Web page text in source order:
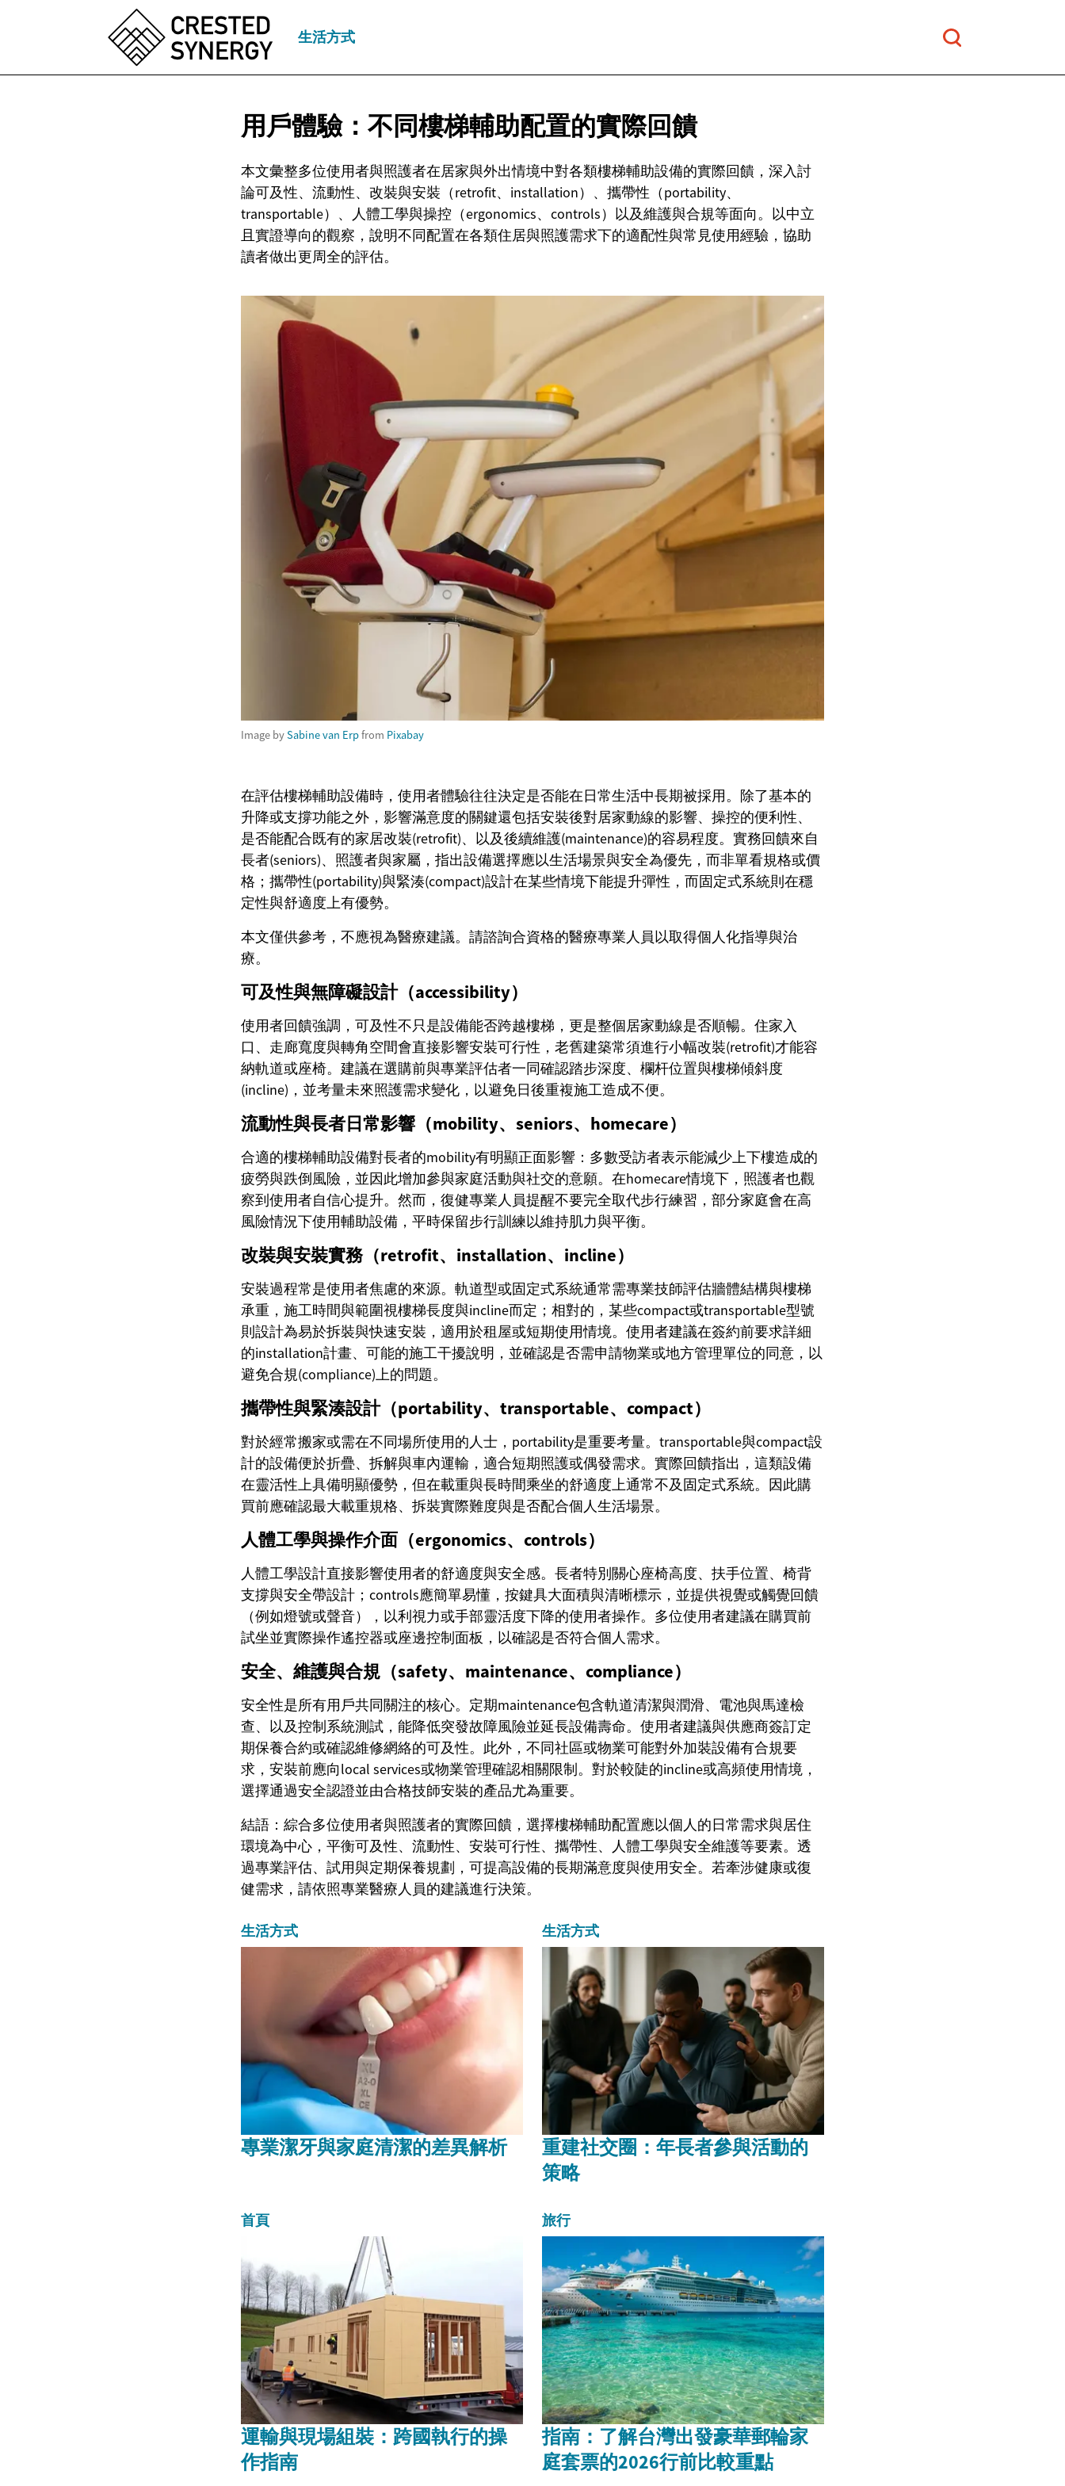
生活方式
用戶體驗：不同樓梯輔助配置的實際回饋
本文彙整多位使用者與照護者在居家與外出情境中對各類樓梯輔助設備的實際回饋，深入討
論可及性、流動性、改裝與安裝（retrofit、installation）、攜帶性（portability、
transportable）、人體工學與操控（ergonomics、controls）以及維護與合規等面向。以中立
且實證導向的觀察，說明不同配置在各類住居與照護需求下的適配性與常見使用經驗，協助
讀者做出更周全的評估。
Image bySabine van Erpfrom Pixabay
在評估樓梯輔助設備時，使用者體驗往往決定是否能在日常生活中長期被採用。除了基本的
升降或支撐功能之外，影響滿意度的關鍵還包括安裝後對居家動線的影響、操控的便利性、
是否能配合既有的家居改裝(retrofit)、以及後續維護(maintenance)的容易程度。實務回饋來自
長者(seniors)、照護者與家屬，指出設備選擇應以生活場景與安全為優先，而非單看規格或價
格；攜帶性(portability)與緊湊(compact)設計在某些情境下能提升彈性，而固定式系統則在穩
定性與舒適度上有優勢。
本文僅供參考，不應視為醫療建議。請諮詢合資格的醫療專業人員以取得個人化指導與治
療。
可及性與無障礙設計（accessibility）
使用者回饋強調，可及性不只是設備能否跨越樓梯，更是整個居家動線是否順暢。住家入
口、走廊寬度與轉角空間會直接影響安裝可行性，老舊建築常須進行小幅改裝(retrofit)才能容
納軌道或座椅。建議在選購前與專業評估者一同確認踏步深度、欄杆位置與樓梯傾斜度
(incline)，並考量未來照護需求變化，以避免日後重複施工造成不便。
流動性與長者日常影響（mobility、seniors、homecare）
合適的樓梯輔助設備對長者的mobility有明顯正面影響：多數受訪者表示能減少上下樓造成的
疲勞與跌倒風險，並因此增加參與家庭活動與社交的意願。在homecare情境下，照護者也觀
察到使用者自信心提升。然而，復健專業人員提醒不要完全取代步行練習，部分家庭會在高
風險情況下使用輔助設備，平時保留步行訓練以維持肌力與平衡。
改裝與安裝實務（retrofit、installation、incline）
安裝過程常是使用者焦慮的來源。軌道型或固定式系統通常需專業技師評估牆體結構與樓梯
承重，施工時間與範圍視樓梯長度與incline而定；相對的，某些compact或transportable型號
則設計為易於拆裝與快速安裝，適用於租屋或短期使用情境。使用者建議在簽約前要求詳細
的installation計畫、可能的施工干擾說明，並確認是否需申請物業或地方管理單位的同意，以
避免合規(compliance)上的問題。
攜帶性與緊湊設計（portability、transportable、compact）
對於經常搬家或需在不同場所使用的人士，portability是重要考量。transportable與compact設
計的設備便於折疊、拆解與車內運輸，適合短期照護或偶發需求。實際回饋指出，這類設備
在靈活性上具備明顯優勢，但在載重與長時間乘坐的舒適度上通常不及固定式系統。因此購
買前應確認最大載重規格、拆裝實際難度與是否配合個人生活場景。
人體工學與操作介面（ergonomics、controls）
人體工學設計直接影響使用者的舒適度與安全感。長者特別關心座椅高度、扶手位置、椅背
支撐與安全帶設計；controls應簡單易懂，按鍵具大面積與清晰標示，並提供視覺或觸覺回饋
（例如燈號或聲音），以利視力或手部靈活度下降的使用者操作。多位使用者建議在購買前
試坐並實際操作遙控器或座邊控制面板，以確認是否符合個人需求。
安全、維護與合規（safety、maintenance、compliance）
安全性是所有用戶共同關注的核心。定期maintenance包含軌道清潔與潤滑、電池與馬達檢
查、以及控制系統測試，能降低突發故障風險並延長設備壽命。使用者建議與供應商簽訂定
期保養合約或確認維修網絡的可及性。此外，不同社區或物業可能對外加裝設備有合規要
求，安裝前應向local services或物業管理確認相關限制。對於較陡的incline或高頻使用情境，
選擇通過安全認證並由合格技師安裝的產品尤為重要。
結語：綜合多位使用者與照護者的實際回饋，選擇樓梯輔助配置應以個人的日常需求與居住
環境為中心，平衡可及性、流動性、安裝可行性、攜帶性、人體工學與安全維護等要素。透
過專業評估、試用與定期保養規劃，可提高設備的長期滿意度與使用安全。若牽涉健康或復
健需求，請依照專業醫療人員的建議進行決策。
生活方式
專業潔牙與家庭清潔的差異解析
生活方式
重建社交圈：年長者參與活動的
策略
首頁
運輸與現場組裝：跨國執行的操
作指南
旅行
指南：了解台灣出發豪華郵輪家
庭套票的2026行前比較重點